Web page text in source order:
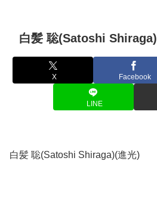
白髪 聡(Satoshi Shiraga)
X Facebook
LINE
白髪 聡(Satoshi Shiraga)(進光)